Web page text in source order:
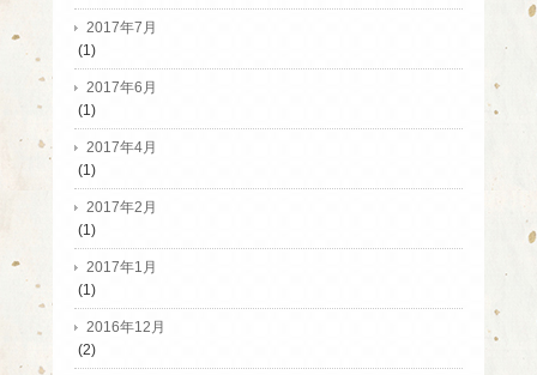
2017年7月
(1)
2017年6月
(1)
2017年4月
(1)
2017年2月
(1)
2017年1月
(1)
2016年12月
(2)